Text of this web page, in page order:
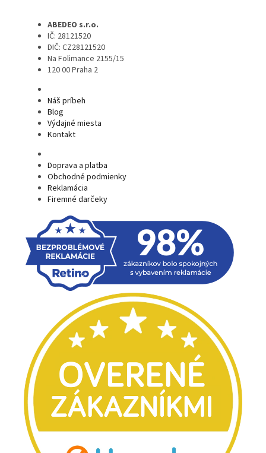
ABEDEO s.r.o.
IČ: 28121520
DIČ: CZ28121520
Na Folimance 2155/15
120 00 Praha 2
Náš príbeh
Blog
Výdajné miesta
Kontakt
Doprava a platba
Obchodné podmienky
Reklamácia
Firemné darčeky